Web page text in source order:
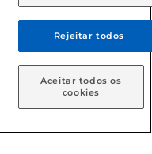
como deseja receber
Retire em Loja
os direitos
Rejeitar todos
Aceitar todos os
cookies